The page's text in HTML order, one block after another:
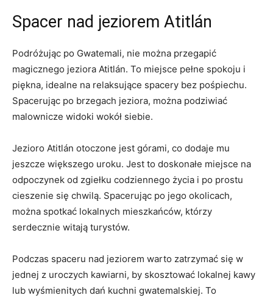
Spacer nad jeziorem Atitlán
Podróżując⁢ po‌ Gwatemali, nie można przegapić
magicznego jeziora ​Atitlán. To miejsce pełne spokoju‍ i
piękna, idealne na relaksujące spacery‍ bez pośpiechu.
Spacerując ⁢po brzegach jeziora, można podziwiać
malownicze ⁢widoki wokół ⁣siebie.
Jezioro Atitlán ⁤otoczone jest⁤ górami, co ‍dodaje mu
‌jeszcze większego uroku. ‍Jest ⁤to doskonałe miejsce na
odpoczynek ‍od⁢ zgiełku codziennego życia i⁤ po prostu⁣
cieszenie‌ się chwilą. Spacerując po jego okolicach,
można spotkać⁢ lokalnych mieszkańców, którzy
serdecznie witają turystów.
Podczas spaceru⁣ nad⁤ jeziorem warto ​zatrzymać​ się w
‍jednej z uroczych kawiarni, by ⁢skosztować lokalnej ‍kawy
‌lub ‌wyśmienitych‌ dań kuchni⁣ gwatemalskiej. ‌To